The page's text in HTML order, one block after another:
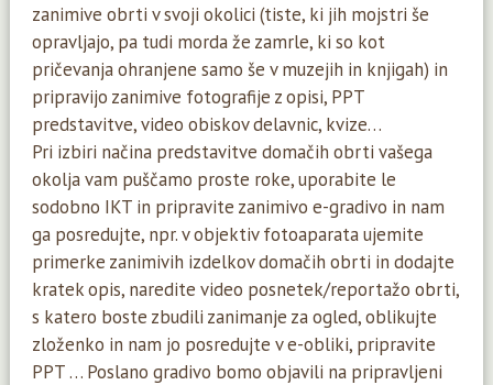
zanimive obrti v svoji okolici (tiste, ki jih mojstri še
opravljajo, pa tudi morda že zamrle, ki so kot
pričevanja ohranjene samo še v muzejih in knjigah) in
pripravijo zanimive fotografije z opisi, PPT
predstavitve, video obiskov delavnic, kvize…
Pri izbiri načina predstavitve domačih obrti vašega
okolja vam puščamo proste roke, uporabite le
sodobno IKT in pripravite zanimivo e-gradivo in nam
ga posredujte, npr. v objektiv fotoaparata ujemite
primerke zanimivih izdelkov domačih obrti in dodajte
kratek opis, naredite video posnetek/reportažo obrti,
s katero boste zbudili zanimanje za ogled, oblikujte
zloženko in nam jo posredujte v e-obliki, pripravite
PPT … Poslano gradivo bomo objavili na pripravljeni